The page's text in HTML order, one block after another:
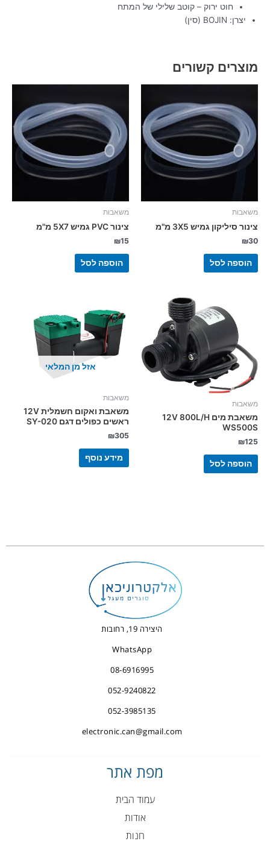
חוט ירוק – קוטב שלילי של המתח
יצרן: BOJIN (סין)
מוצרים קשורים
משאבות
צינור סיליקון גמיש 3X5 מ"מ
₪30
הוספה לסל
משאבות
צינור PVC גמיש 5X7 מ"מ
₪15
הוספה לסל
משאבות
משאבת מים 12V 800L/H
WS500S
₪125
הוספה לסל
אזל מן המלאי
משאבות
משאבת ואקום חשמלית 12V
ראשים כפולים דגם SY-020
₪305
מידע נוסף
היצירה 19, רחובות
WhatsApp
08-6916995
052-9240822
052-3985135
electronic.can@gmail.com
מפת אתר
עמוד הבית
אודות
חנות